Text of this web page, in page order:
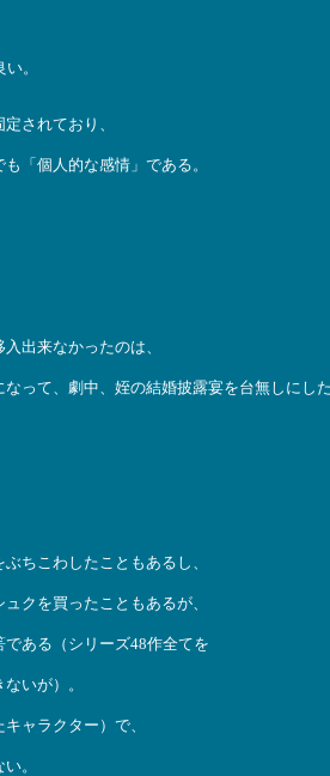
。
されており、
「個人的な感情」である。
出来なかったのは、
って、劇中、姪の結婚披露宴を台無しにし
ちこわしたこともあるし、
クを買ったこともあるが、
ある（シリーズ48作全てを
いが）。
ャラクター）で、
。